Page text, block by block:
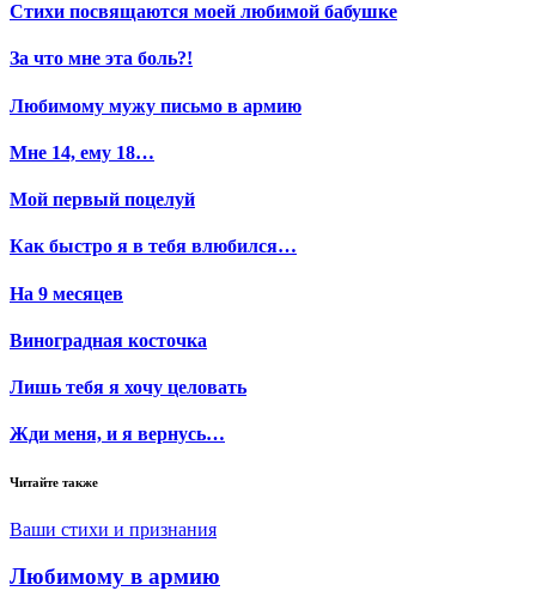
Стихи посвящаются моей любимой бабушке
За что мне эта боль?!
Любимому мужу письмо в армию
Мне 14, ему 18…
Мой первый поцелуй
Как быстро я в тебя влюбился…
На 9 месяцев
Виноградная косточка
Лишь тебя я хочу целовать
Жди меня, и я вернусь…
Читайте также
Ваши стихи и признания
Любимому в армию